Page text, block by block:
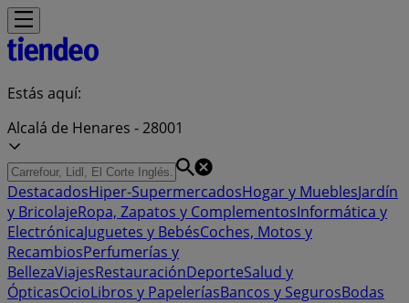
Estás aquí:
Alcalá de Henares - 28001
DestacadosHiper-SupermercadosHogar y MueblesJardín
y BricolajeRopa, Zapatos y ComplementosInformática y
ElectrónicaJuguetes y BebésCoches, Motos y
RecambiosPerfumerías y
BellezaViajesRestauraciónDeporteSalud y
ÓpticasOcioLibros y PapeleríasBancos y SegurosBodas